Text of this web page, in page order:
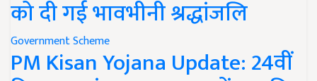
को दी गई भावभीनी श्रद्धांजलि
Government Scheme
PM Kisan Yojana Update: 24वीं